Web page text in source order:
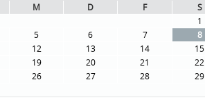
M D F S
1
5 6 7 8
12 13 14 15
19 20 21 22
26 27 28 29